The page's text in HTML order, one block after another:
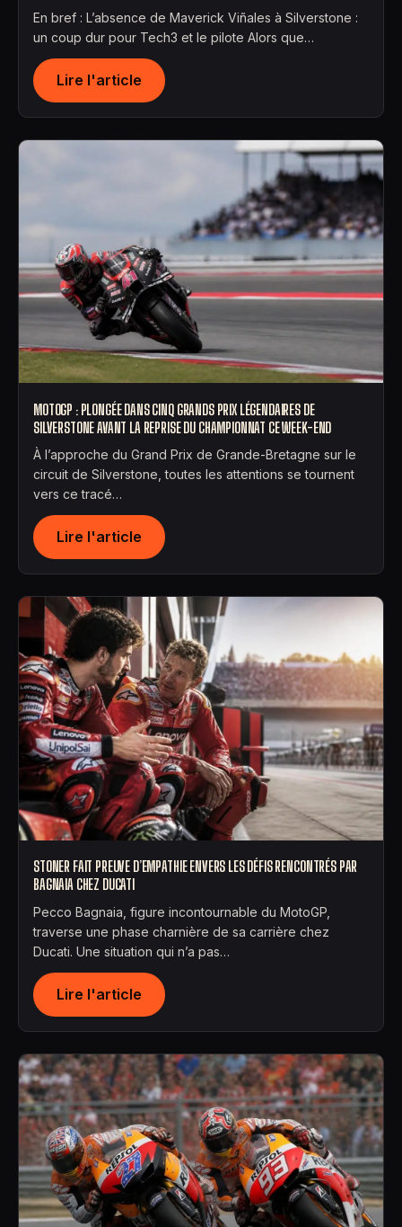
En bref : L’absence de Maverick Viñales à Silverstone :
un coup dur pour Tech3 et le pilote Alors que…
Lire l'article
MOTOGP : PLONGÉE DANS CINQ GRANDS PRIX LÉGENDAIRES DE
SILVERSTONE AVANT LA REPRISE DU CHAMPIONNAT CE WEEK-END
À l’approche du Grand Prix de Grande-Bretagne sur le
circuit de Silverstone, toutes les attentions se tournent
vers ce tracé…
Lire l'article
STONER FAIT PREUVE D’EMPATHIE ENVERS LES DÉFIS RENCONTRÉS PAR
BAGNAIA CHEZ DUCATI
Pecco Bagnaia, figure incontournable du MotoGP,
traverse une phase charnière de sa carrière chez
Ducati. Une situation qui n’a pas…
Lire l'article